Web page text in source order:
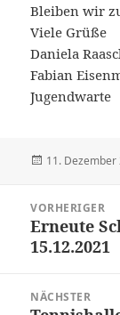
Bleiben wir
Viele Grüße
Daniela
Fabian
Jugendwarte
Veröffentlicht
11. Dezember
VORHERIGER
Vorheriger
Beitrag:
Erneute
15.12.2021
NÄCHSTER